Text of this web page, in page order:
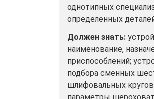
однотипных
определенных
Должен знать:
наименование,
приспособлений;
подбора сменных
шлифовальных